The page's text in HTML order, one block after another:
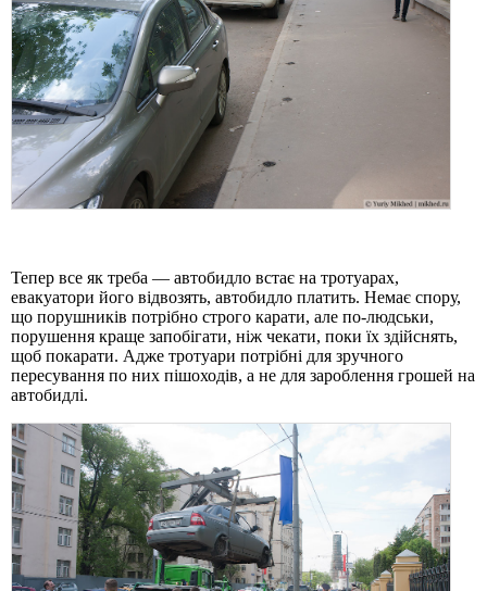
Тепер все як треба — автобидло встає на тротуарах,
евакуатори його відвозять, автобидло платить. Немає спору,
що порушників потрібно строго карати, але по-людськи,
порушення краще запобігати, ніж чекати, поки їх здійснять,
щоб покарати. Адже тротуари потрібні для зручного
пересування по них пішоходів, а не для зароблення грошей на
автобидлі.